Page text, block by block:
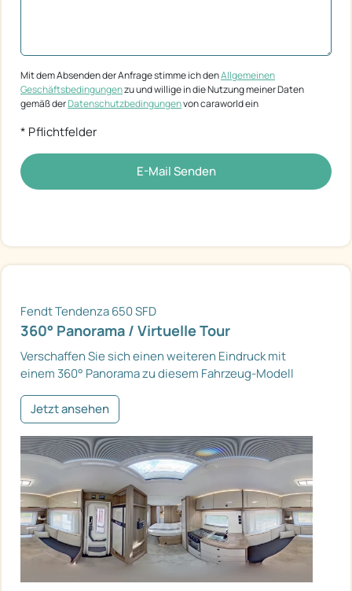
Mit dem Absenden der Anfrage stimme ich denAllgemeinen
Geschäftsbedingungenzu und willige in die Nutzung meiner Daten
gemäß derDatenschutzbedingungenvon caraworld ein
* Pflichtfelder
E-Mail Senden
Fendt Tendenza 650 SFD
360° Panorama / Virtuelle Tour
Verschaffen Sie sich einen weiteren Eindruck mit
einem 360° Panorama zu diesem Fahrzeug-Modell
Jetzt ansehen